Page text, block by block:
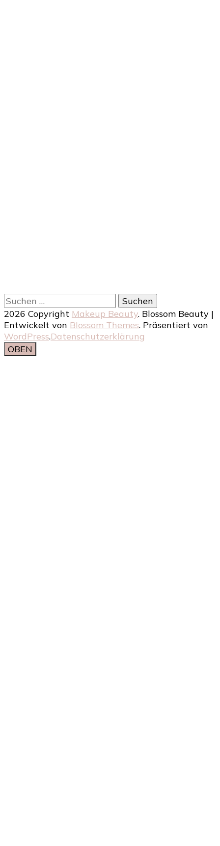
Suchen
nach:
2026 Copyright Makeup Beauty. Blossom Beauty |
Entwickelt von Blossom Themes. Präsentiert von
WordPress.Datenschutzerklärung
OBEN